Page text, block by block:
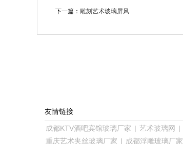
下一篇： 雕刻艺术玻璃屏风
友情链接
成都KTV酒吧宾馆玻璃厂家 | 艺术玻璃网 |
重庆艺术夹丝玻璃厂家 | 成都浮雕玻璃厂家